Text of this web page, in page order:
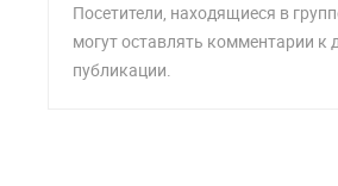
Посетители, находящиеся в
могут оставлять комментарии к
публикации.